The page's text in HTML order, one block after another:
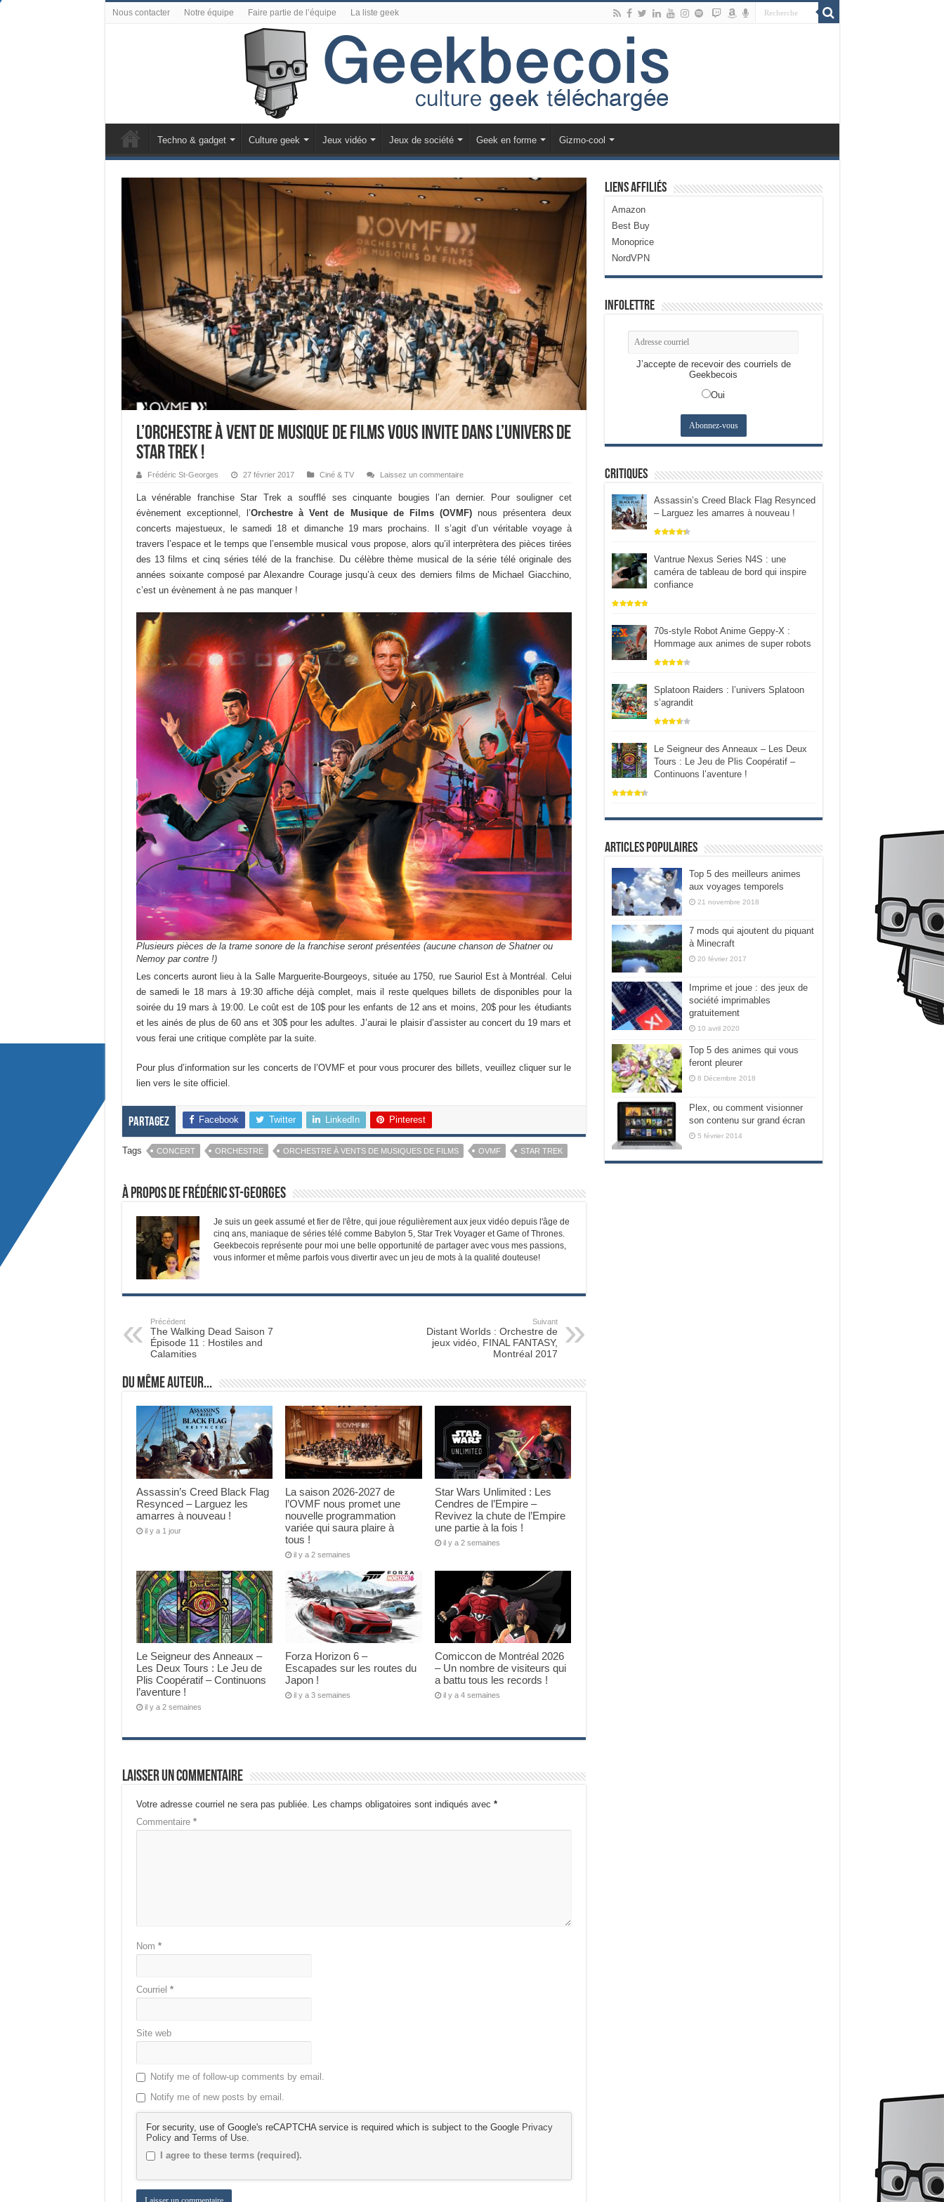
Nous contacter Notre équipe Faire partie de l’équipe La liste geek
Techno & gadget Culture geek Jeux vidéo Jeux de société Geek en forme Gizmo-cool
L’Orchestre à Vent de Musique de Films vous invite dans l’univers de
Star Trek !
Frédéric St-Georges 27 février 2017 Ciné & TV Laissez un commentaire
La vénérable franchise Star Trek a soufflé ses cinquante bougies l’an dernier. Pour souligner cet
évènement exceptionnel, l’Orchestre à Vent de Musique de Films (OVMF) nous présentera deux
concerts majestueux, le samedi 18 et dimanche 19 mars prochains. Il s’agit d’un véritable voyage à
travers l’espace et le temps que l’ensemble musical vous propose, alors qu’il interprètera des pièces tirées
des 13 films et cinq séries télé de la franchise. Du célèbre thème musical de la série télé originale des
années soixante composé par Alexandre Courage jusqu’à ceux des derniers films de Michael Giacchino,
c’est un évènement à ne pas manquer !
Plusieurs pièces de la trame sonore de la franchise seront présentées (aucune chanson de Shatner ou
Nemoy par contre !)
Les concerts auront lieu à la Salle Marguerite-Bourgeoys, située au 1750, rue Sauriol Est à Montréal. Celui
de samedi le 18 mars à 19:30 affiche déjà complet, mais il reste quelques billets de disponibles pour la
soirée du 19 mars à 19:00. Le coût est de 10$ pour les enfants de 12 ans et moins, 20$ pour les étudiants
et les ainés de plus de 60 ans et 30$ pour les adultes. J’aurai le plaisir d’assister au concert du 19 mars et
vous ferai une critique complète par la suite.
Pour plus d’information sur les concerts de l’OVMF et pour vous procurer des billets, veuillez cliquer sur le
lien vers le site officiel.
Partagez Facebook Twitter LinkedIn Pinterest
Tags CONCERT ORCHESTRE ORCHESTRE À VENTS DE MUSIQUES DE FILMS OVMF STAR TREK
À propos de Frédéric St-Georges
Je suis un geek assumé et fier de l'être, qui joue régulièrement aux jeux vidéo depuis l'âge de
cinq ans, maniaque de séries télé comme Babylon 5, Star Trek Voyager et Game of Thrones.
Geekbecois représente pour moi une belle opportunité de partager avec vous mes passions,
vous informer et même parfois vous divertir avec un jeu de mots à la qualité douteuse!
Précédent
The Walking Dead Saison 7
Épisode 11 : Hostiles and
Calamities
Suivant
Distant Worlds : Orchestre de
jeux vidéo, FINAL FANTASY,
Montréal 2017
Du même auteur...
Assassin’s Creed Black Flag
Resynced – Larguez les
amarres à nouveau !
il y a 1 jour
La saison 2026-2027 de
l’OVMF nous promet une
nouvelle programmation
variée qui saura plaire à
tous !
il y a 2 semaines
Star Wars Unlimited : Les
Cendres de l’Empire –
Revivez la chute de l’Empire
une partie à la fois !
il y a 2 semaines
Le Seigneur des Anneaux –
Les Deux Tours : Le Jeu de
Plis Coopératif – Continuons
l’aventure !
il y a 2 semaines
Forza Horizon 6 –
Escapades sur les routes du
Japon !
il y a 3 semaines
Comiccon de Montréal 2026
– Un nombre de visiteurs qui
a battu tous les records !
il y a 4 semaines
Laisser un commentaire
Votre adresse courriel ne sera pas publiée. Les champs obligatoires sont indiqués avec *
Commentaire *
Nom *
Courriel *
Site web
Notify me of follow-up comments by email.
Notify me of new posts by email.
For security, use of Google's reCAPTCHA service is required which is subject to the Google Privacy
Policyand Terms of Use.
I agree to these terms (required).
Liens Affiliés
Amazon
Best Buy
Monoprice
NordVPN
Infolettre
J’accepte de recevoir des courriels de
Geekbecois
Oui
Critiques
Assassin’s Creed Black Flag Resynced
– Larguez les amarres à nouveau !
Vantrue Nexus Series N4S : une
caméra de tableau de bord qui inspire
confiance
70s-style Robot Anime Geppy-X :
Hommage aux animes de super robots
Splatoon Raiders : l’univers Splatoon
s’agrandit
Le Seigneur des Anneaux – Les Deux
Tours : Le Jeu de Plis Coopératif –
Continuons l’aventure !
Articles populaires
Top 5 des meilleurs animes
aux voyages temporels
21 novembre 2018
7 mods qui ajoutent du piquant
à Minecraft
20 février 2017
Imprime et joue : des jeux de
société imprimables
gratuitement
10 avril 2020
Top 5 des animes qui vous
feront pleurer
8 Décembre 2018
Plex, ou comment visionner
son contenu sur grand écran
5 février 2014